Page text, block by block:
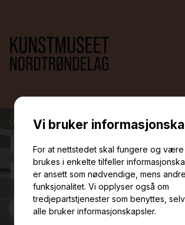
VELKOMMEN TIL
Kunstmuseet
NordTrøndelag
Om oss